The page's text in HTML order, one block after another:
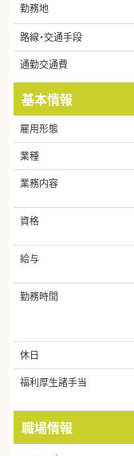
勤務地
路線・交通手段
通勤交通費
基本情報
雇用形態
業種
業務内容
資格
給与
勤務時間
休日
福利厚生諸手当
職場情報